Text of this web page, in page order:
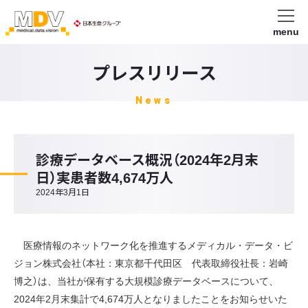
menu
プレスリリース
News
診療データベース概況（2024年2月末
日）実患者数4,674万人
2024年3月1日
医療情報のネットワーク化を推進するメディカル・データ・ビ
ジョン株式会社（本社：東京都千代田区 代表取締役社長：岩崎
博之）は、当社が保有する大規模診療データベースについて、
2024年2月末集計で4,674万人となりましたことをお知らせいた